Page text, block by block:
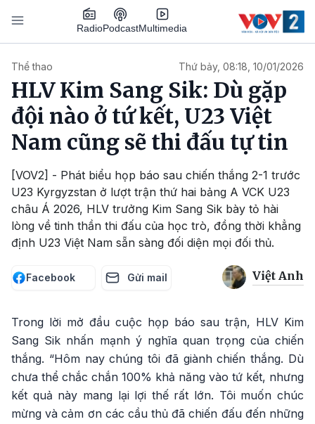
Nhảy đến nội dung
RadioPodcastMultimedia
Thể thao Thứ bảy, 08:18, 10/01/2026
HLV Kim Sang Sik: Dù gặp
đội nào ở tứ kết, U23 Việt
Nam cũng sẽ thi đấu tự tin
[VOV2] - Phát biểu họp báo sau chiến thắng 2-1 trước
U23 Kyrgyzstan ở lượt trận thứ hai bảng A VCK U23
châu Á 2026, HLV trưởng Kim Sang Sik bày tỏ hài
lòng về tinh thần thi đấu của học trò, đồng thời khẳng
định U23 Việt Nam sẵn sàng đối diện mọi đối thủ.
Facebook Gửi mail Việt Anh
Trong lời mở đầu cuộc họp báo sau trận, HLV Kim
Sang Sik nhấn mạnh ý nghĩa quan trọng của chiến
thắng. “Hôm nay chúng tôi đã giành chiến thắng. Dù
chưa thể chắc chắn 100% khả năng vào tứ kết, nhưng
kết quả này mang lại lợi thế rất lớn. Tôi muốn chúc
mừng và cảm ơn các cầu thủ đã chiến đấu đến những